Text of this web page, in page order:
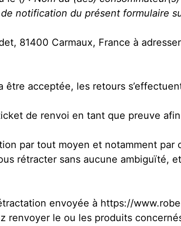
notification du présent formulaire
81400 Carmaux, France à
acceptée, les retours
de renvoi en tant que preuve
par tout moyen et notamment par
rétracter sans aucune ambiguïté,
envoyée à https://
renvoyer le ou les produits